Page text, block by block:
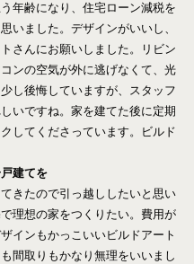
年齢になり、住宅ローン減税を
いました。デザインがいいし、
さんにお願いしました。リビン
ンの空気が外に逃げなくて、光
し後悔していますが、スタッフ
いですね。家を建てた後に定期
してくださっています。ビルド
建てを
きたので引っ越ししたいと思い
理想の家をつくりたい。費用が
インもかっこいいビルドアート
間取りもかなり無理をいいまし